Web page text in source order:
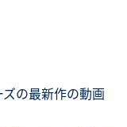
の最新作の動画